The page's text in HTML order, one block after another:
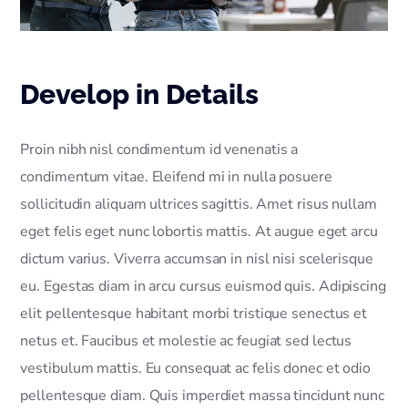
Develop in Details
Proin nibh nisl condimentum id venenatis a
condimentum vitae. Eleifend mi in nulla posuere
sollicitudin aliquam ultrices sagittis. Amet risus nullam
eget felis eget nunc lobortis mattis. At augue eget arcu
dictum varius. Viverra accumsan in nisl nisi scelerisque
eu. Egestas diam in arcu cursus euismod quis. Adipiscing
elit pellentesque habitant morbi tristique senectus et
netus et. Faucibus et molestie ac feugiat sed lectus
vestibulum mattis. Eu consequat ac felis donec et odio
pellentesque diam. Quis imperdiet massa tincidunt nunc